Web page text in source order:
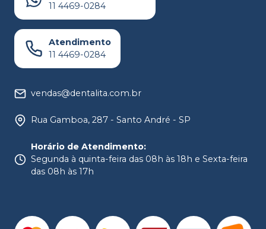
11 4469-0284
Atendimento
11 4469-0284
vendas@dentalita.com.br
Rua Gamboa, 287 - Santo André - SP
Horário de Atendimento:
Segunda à quinta-feira das 08h às 18h e Sexta-feira
das 08h às 17h